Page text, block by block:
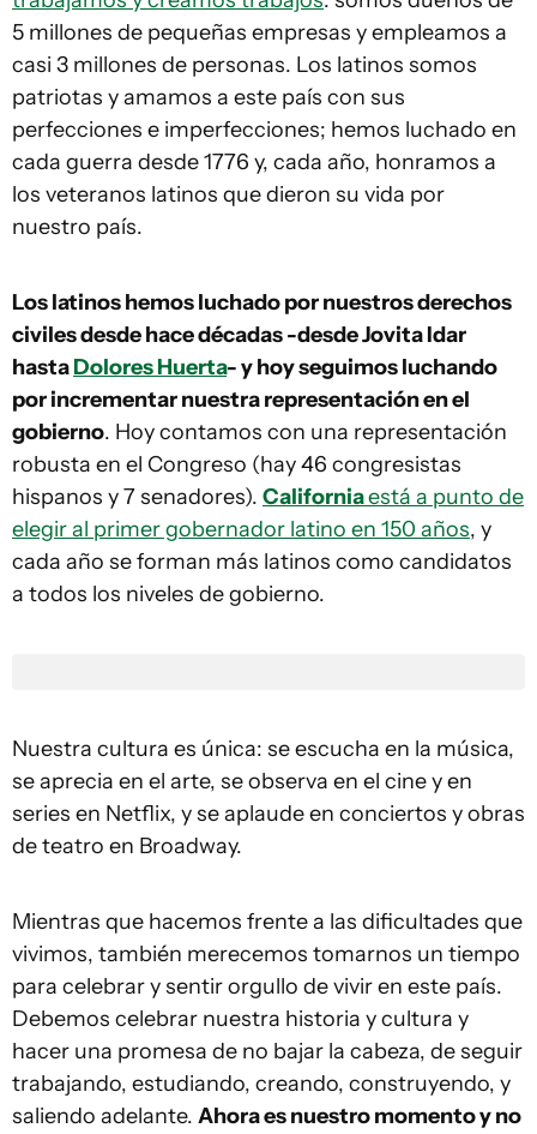
5 millones de pequeñas empresas y empleamos a
casi 3 millones de personas. Los latinos somos
patriotas y amamos a este país con sus
perfecciones e imperfecciones; hemos luchado en
cada guerra desde 1776 y, cada año, honramos a
los veteranos latinos que dieron su vida por
nuestro país.
Los latinos hemos luchado por nuestros derechos
civiles desde hace décadas -desde Jovita Idar
hastaDolores Huerta- y hoy seguimos luchando
por incrementar nuestra representación en el
gobierno. Hoy contamos con una representación
robusta en el Congreso (hay 46 congresistas
hispanos y 7 senadores). Californiaestá a punto de
elegir al primer gobernador latino en 150 años, y
cada año se forman más latinos como candidatos
a todos los niveles de gobierno.
Nuestra cultura es única: se escucha en la música,
se aprecia en el arte, se observa en el cine y en
series en Netflix, y se aplaude en conciertos y obras
de teatro en Broadway.
Mientras que hacemos frente a las dificultades que
vivimos, también merecemos tomarnos un tiempo
para celebrar y sentir orgullo de vivir en este país.
Debemos celebrar nuestra historia y cultura y
hacer una promesa de no bajar la cabeza, de seguir
trabajando, estudiando, creando, construyendo, y
saliendo adelante. Ahora es nuestro momento y no